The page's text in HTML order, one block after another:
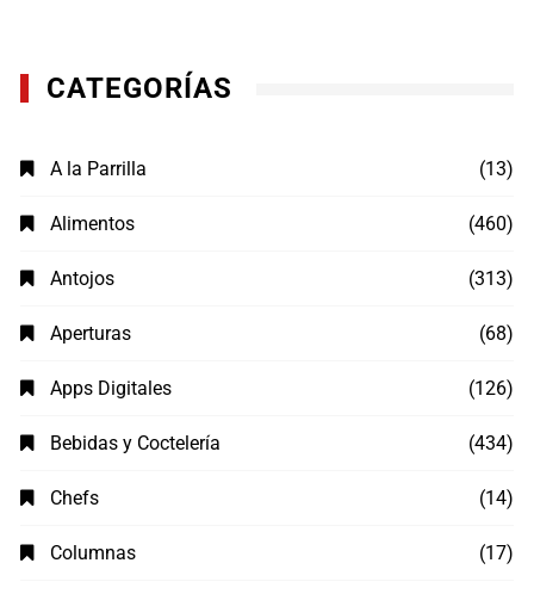
CATEGORÍAS
A la Parrilla (13)
Alimentos (460)
Antojos (313)
Aperturas (68)
Apps Digitales (126)
Bebidas y Coctelería (434)
Chefs (14)
Columnas (17)